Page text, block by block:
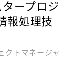
ープロジ
報処理技
クトマネージャ